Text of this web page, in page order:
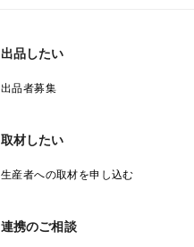
出品したい
出品者募集
取材したい
生産者への取材を申し込む
連携のご相談